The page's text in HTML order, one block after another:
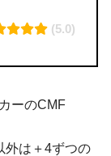
(5.0)
ーのCMF
外は＋4ずつの